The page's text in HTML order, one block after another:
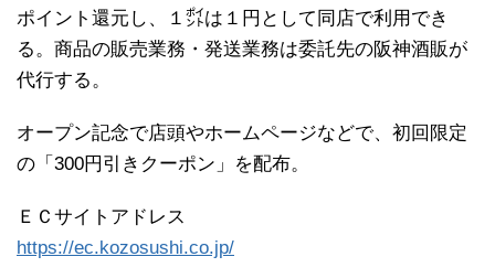
ポイント還元し、１㌽は１円として同店で利用でき
る。商品の販売業務・発送業務は委託先の阪神酒販が
代行する。
オープン記念で店頭やホームページなどで、初回限定
の「300円引きクーポン」を配布。
ＥＣサイトアドレス
https://ec.kozosushi.co.jp/